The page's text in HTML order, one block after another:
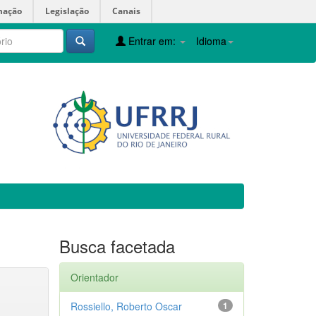
Legislação Canais
Idioma
Entrar em:
Busca facetada
Orientador
1
Rossiello, Roberto Oscar